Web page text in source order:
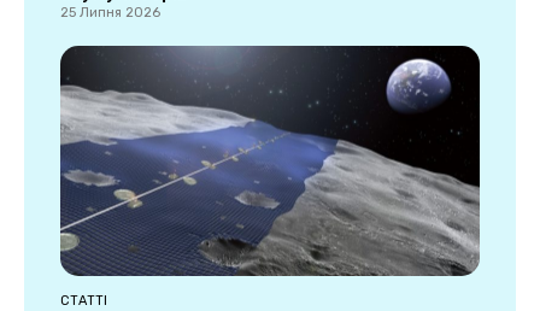
25 Липня 2026
СТАТТІ